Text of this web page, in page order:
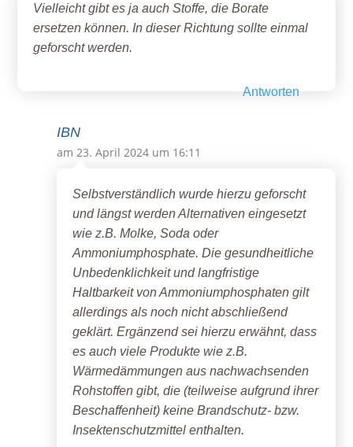
Vielleicht gibt es ja auch Stoffe, die Borate
ersetzen können. In dieser Richtung sollte einmal
geforscht werden.
Antworten
IBN
am 23. April 2024 um 16:11
Selbstverständlich wurde hierzu geforscht
und längst werden Alternativen eingesetzt
wie z.B. Molke, Soda oder
Ammoniumphosphate. Die gesundheitliche
Unbedenklichkeit und langfristige
Haltbarkeit von Ammoniumphosphaten gilt
allerdings als noch nicht abschließend
geklärt. Ergänzend sei hierzu erwähnt, dass
es auch viele Produkte wie z.B.
Wärmedämmungen aus nachwachsenden
Rohstoffen gibt, die (teilweise aufgrund ihrer
Beschaffenheit) keine Brandschutz- bzw.
Insektenschutzmittel enthalten.